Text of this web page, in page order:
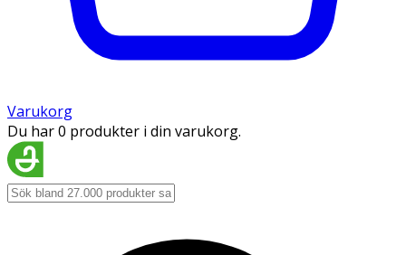
Varukorg
Du har 0 produkter i din varukorg.